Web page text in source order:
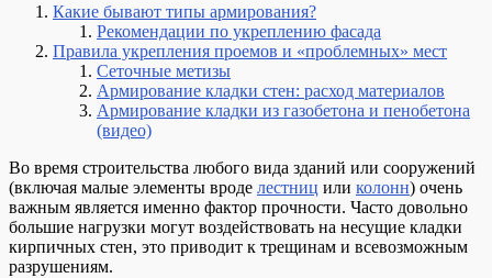
Какие бывают типы армирования?
Рекомендации по укреплению фасада
Правила укрепления проемов и «проблемных» мест
Сеточные метизы
Армирование кладки стен: расход материалов
Армирование кладки из газобетона и пенобетона
(видео)
Во время строительства любого вида зданий или сооружений
(включая малые элементы вроде лестниц или колонн) очень
важным является именно фактор прочности. Часто довольно
большие нагрузки могут воздействовать на несущие кладки
кирпичных стен, это приводит к трещинам и всевозможным
разрушениям.